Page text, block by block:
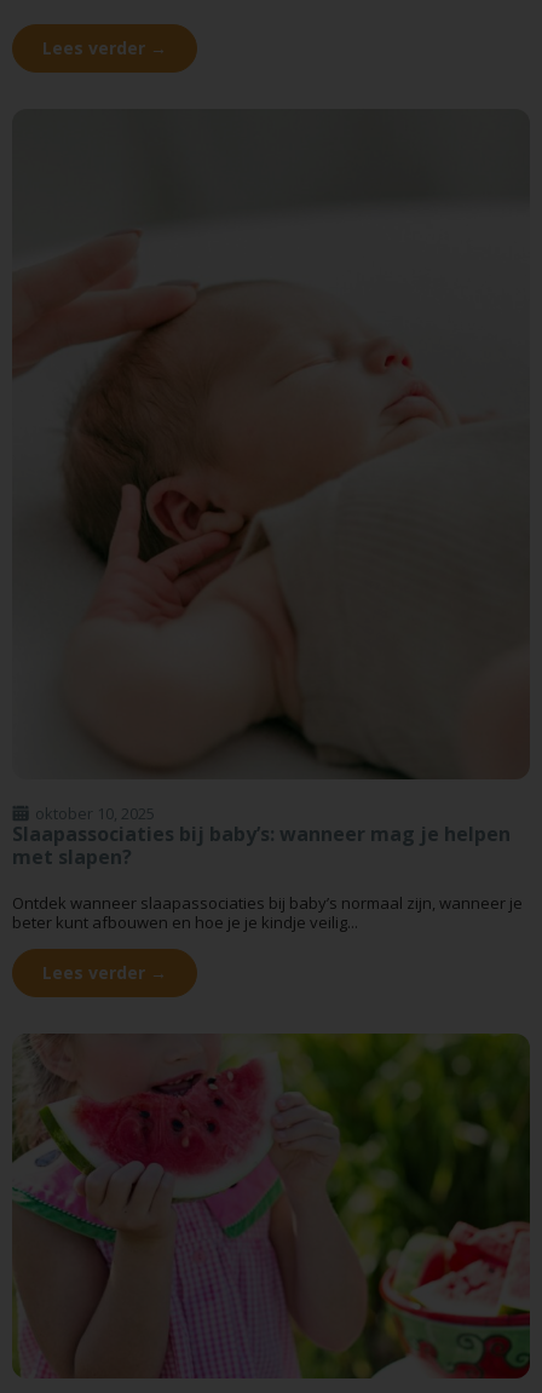
Lees verder →
Slaapassociaties bij baby’s: wanneer mag je helpen
met slapen?
oktober 10, 2025
Ontdek wanneer slaapassociaties bij baby’s normaal zijn, wanneer je
beter kunt afbouwen en hoe je je kindje veilig...
Lees verder →